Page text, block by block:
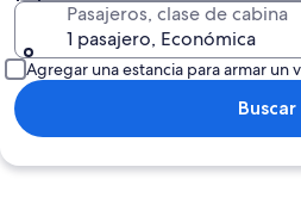
Pasajeros, clase de cabina
1 pasajero, Económica
Agregar una estancia para armar un
Buscar